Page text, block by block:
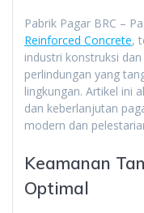
Pabrik Pagar BRC –
Reinforced Concrete,
industri konstruksi
perlindungan yang
lingkungan. Artikel ini
dan keberlanjutan
modern dan
Keamanan
Optimal